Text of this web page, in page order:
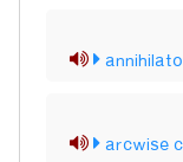
arcwise